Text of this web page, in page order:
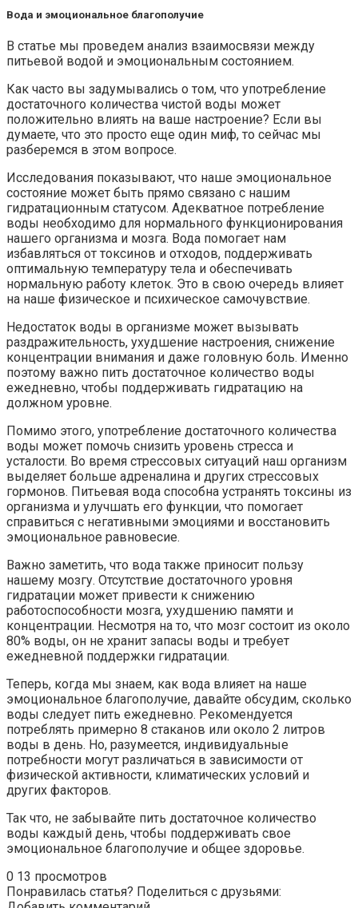
Вода и эмоциональное благополучие
В статье мы проведем анализ взаимосвязи между
питьевой водой и эмоциональным состоянием.
Как часто вы задумывались о том, что употребление
достаточного количества чистой воды может
положительно влиять на ваше настроение? Если вы
думаете, что это просто еще один миф, то сейчас мы
разберемся в этом вопросе.
Исследования показывают, что наше эмоциональное
состояние может быть прямо связано с нашим
гидратационным статусом. Адекватное потребление
воды необходимо для нормального функционирования
нашего организма и мозга. Вода помогает нам
избавляться от токсинов и отходов, поддерживать
оптимальную температуру тела и обеспечивать
нормальную работу клеток. Это в свою очередь влияет
на наше физическое и психическое самочувствие.
Недостаток воды в организме может вызывать
раздражительность, ухудшение настроения, снижение
концентрации внимания и даже головную боль. Именно
поэтому важно пить достаточное количество воды
ежедневно, чтобы поддерживать гидратацию на
должном уровне.
Помимо этого, употребление достаточного количества
воды может помочь снизить уровень стресса и
усталости. Во время стрессовых ситуаций наш организм
выделяет больше адреналина и других стрессовых
гормонов. Питьевая вода способна устранять токсины из
организма и улучшать его функции, что помогает
справиться с негативными эмоциями и восстановить
эмоциональное равновесие.
Важно заметить, что вода также приносит пользу
нашему мозгу. Отсутствие достаточного уровня
гидратации может привести к снижению
работоспособности мозга, ухудшению памяти и
концентрации. Несмотря на то, что мозг состоит из около
80% воды, он не хранит запасы воды и требует
ежедневной поддержки гидратации.
Теперь, когда мы знаем, как вода влияет на наше
эмоциональное благополучие, давайте обсудим, сколько
воды следует пить ежедневно. Рекомендуется
потреблять примерно 8 стаканов или около 2 литров
воды в день. Но, разумеется, индивидуальные
потребности могут различаться в зависимости от
физической активности, климатических условий и
других факторов.
Так что, не забывайте пить достаточное количество
воды каждый день, чтобы поддерживать свое
эмоциональное благополучие и общее здоровье.
0 13 просмотров
Понравилась статья? Поделиться с друзьями: